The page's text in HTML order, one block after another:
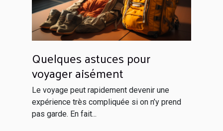
Quelques astuces pour
voyager aisément
Le voyage peut rapidement devenir une
expérience très compliquée si on n’y prend
pas garde. En fait...